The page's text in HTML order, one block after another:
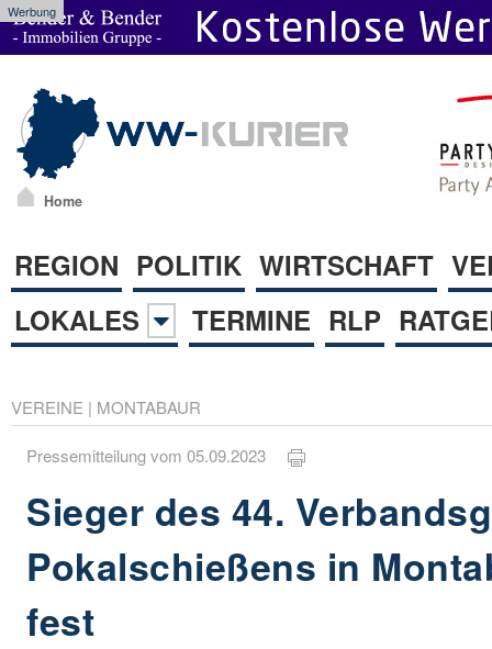
Werbung
Home
REGION POLITIK WIRTSCHAFT
LOKALES
TERMINE RLP
VEREINE | MONTABAUR
Pressemitteilung vom 05.09.2023
Sieger des 44.
Pokalschießens in
fest